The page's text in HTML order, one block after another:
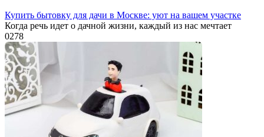
Купить бытовку для дачи в Москве: уют на вашем участке
Когда речь идет о дачной жизни, каждый из нас мечтает
0278